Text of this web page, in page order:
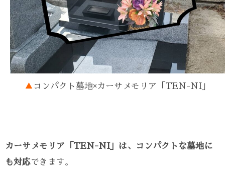
▲ コンパクト墓地×カーサメモリア「TEN-NI」
カーサメモリア「TEN-NI」は、コンパクトな墓地に
も対応できます。